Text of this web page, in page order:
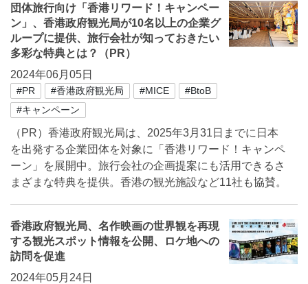
団体旅行向け「香港リワード！キャンペー
ン」、香港政府観光局が10名以上の企業グ
ループに提供、旅行会社が知っておきたい
多彩な特典とは？（PR）
2024年06月05日
#PR #香港政府観光局 #MICE
#BtoB
#キャンペーン
（PR）香港政府観光局は、2025年3月31日までに日本
を出発する企業団体を対象に「香港リワード！キャンペ
ーン」を展開中。旅行会社の企画提案にも活用できるさ
まざまな特典を提供。香港の観光施設など11社も協賛。
香港政府観光局、名作映画の世界観を再現
する観光スポット情報を公開、ロケ地への
訪問を促進
2024年05月24日